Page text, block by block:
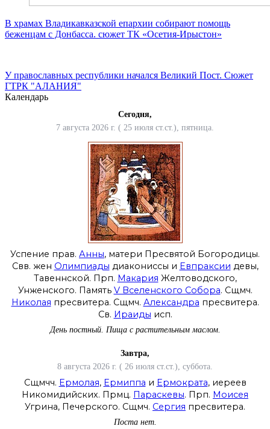
В храмах Владикавказской епархии собирают помощь
беженцам с Донбасса. сюжет ТК «Осетия-Ирыстон»
У православных республики начался Великий Пост. Сюжет
ГТРК "АЛАНИЯ"
Календарь
Сегодня,
7 августа 2026 г. ( 25 июля ст.ст.), пятница.
Успение прав. Анны, матери Пресвятой Богородицы.
Свв. жен Олимпиады диакониссы и Евпраксии девы,
Тавеннской. Прп. Макария Желтоводского,
Унженского. Память V Вселенского Собора. Сщмч.
Николая пресвитера. Сщмч. Александра пресвитера.
Св. Ираиды исп.
День постный. Пища с растительным маслом.
Завтра,
8 августа 2026 г. ( 26 июля ст.ст.), суббота.
Сщмчч. Ермолая, Ермиппа и Ермократа, иереев
Никомидийских. Прмц. Параскевы. Прп. Моисея
Угрина, Печерского. Сщмч. Сергия пресвитера.
Поста нет.